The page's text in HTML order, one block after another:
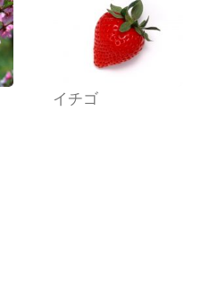
イチゴ